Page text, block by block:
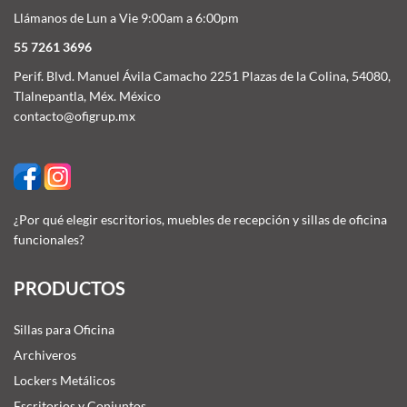
Llámanos de Lun a Vie 9:00am a 6:00pm
55 7261 3696
Perif. Blvd. Manuel Ávila Camacho 2251 Plazas de la Colina, 54080,
Tlalnepantla, Méx. México
contacto@ofigrup.mx
¿Por qué elegir escritorios, muebles de recepción y sillas de oficina
funcionales?
PRODUCTOS
Sillas para Oficina
Archiveros
Lockers Metálicos